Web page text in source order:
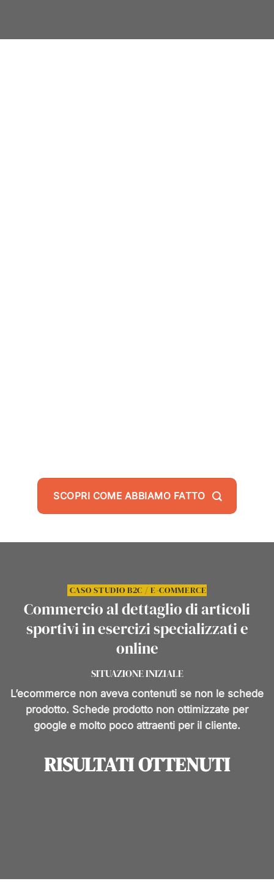
SCOPRI COME ABBIAMO FATTO
CASO STUDIO B2C / E-COMMERCE
Commercio al dettaglio di articoli
sportivi in esercizi specializzati e
online
SITUAZIONE INIZIALE
L’ecommerce non aveva contenuti se non le schede
prodotto. Schede prodotto non ottimizzate per
google e molto poco attraenti per il cliente.
RISULTATI OTTENUTI